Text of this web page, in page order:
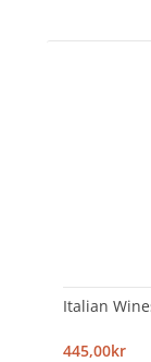
Italian
445,00kr